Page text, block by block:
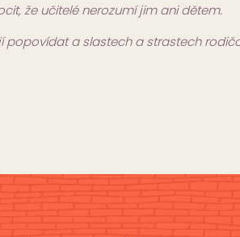
že učitelé nerozumí jim ani dětem.
popovídat a slastech a strastech